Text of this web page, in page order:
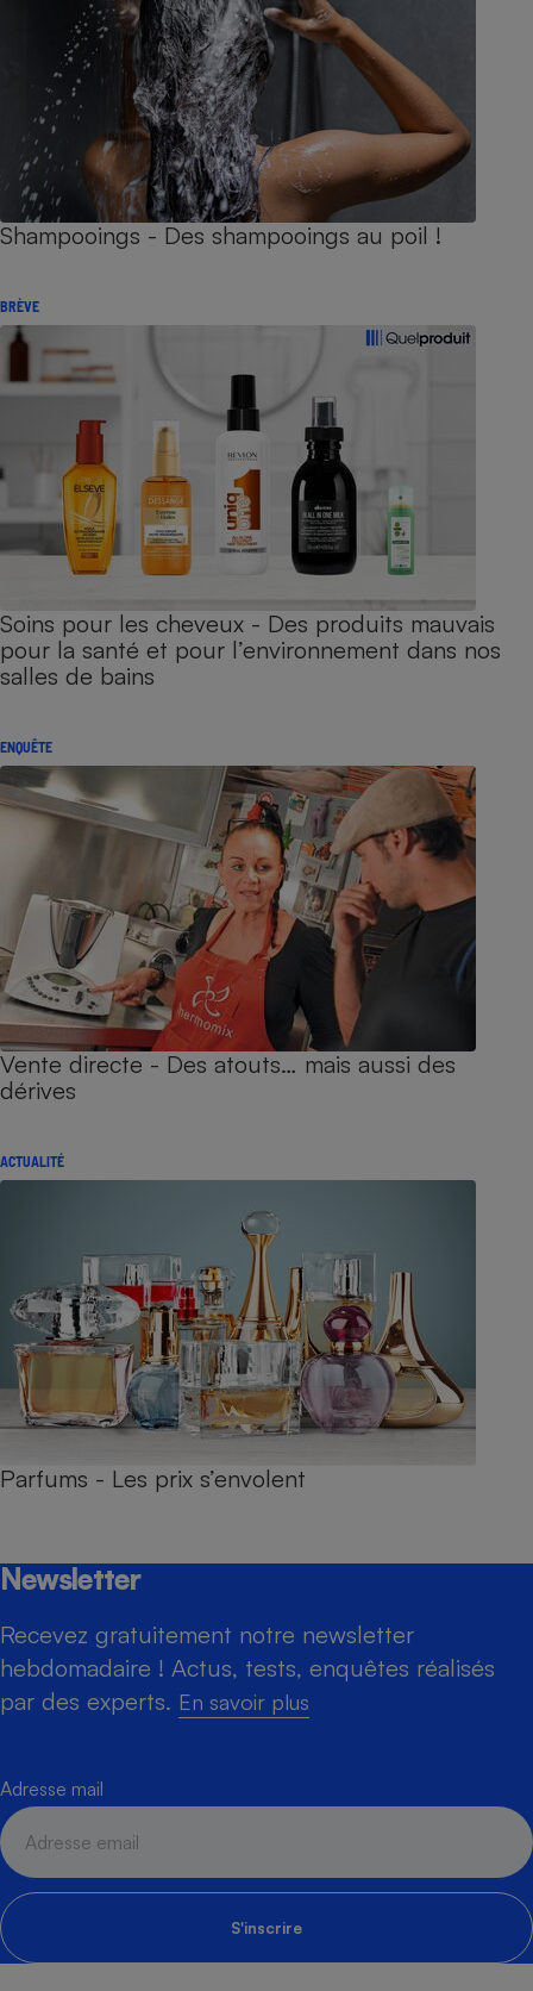
Shampooings - Des shampooings au poil !
BRÈVE
Soins pour les cheveux - Des produits mauvais
pour la santé et pour l’environnement dans nos
salles de bains
ENQUÊTE
Vente directe - Des atouts… mais aussi des
dérives
ACTUALITÉ
Parfums - Les prix s’envolent
Newsletter
Recevez gratuitement notre newsletter
hebdomadaire ! Actus, tests, enquêtes réalisés
par des experts. En savoir plus
Adresse mail
S'inscrire